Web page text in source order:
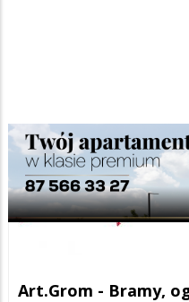
Art.Grom - Bramy,